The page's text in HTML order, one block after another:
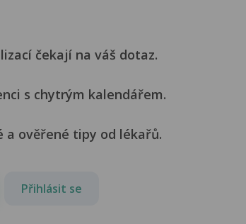
čekají na váš dotaz.
s chytrým kalendářem.
ověřené tipy od lékařů.
Přihlásit se